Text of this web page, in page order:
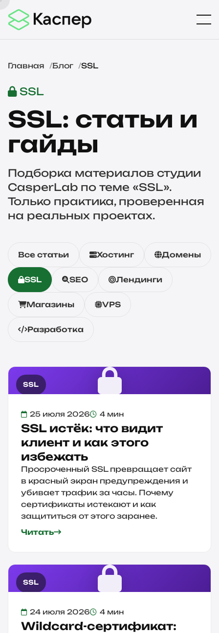
Главная Блог SSL
SSL
SSL: статьи и
гайды
Подборка материалов студии
CasperLab по теме «SSL».
Только практика, проверенная
на реальных проектах.
Все статьи Хостинг Домены
SSL SEO Лендинги
Магазины VPS
Разработка
SSL
25 июля 2026 4 мин
SSL истёк: что видит
клиент и как этого
избежать
Просроченный SSL превращает сайт
в красный экран предупреждения и
убивает трафик за часы. Почему
сертификаты истекают и как
защититься от этого заранее.
Читать
SSL
24 июля 2026 4 мин
Wildcard-сертификат: